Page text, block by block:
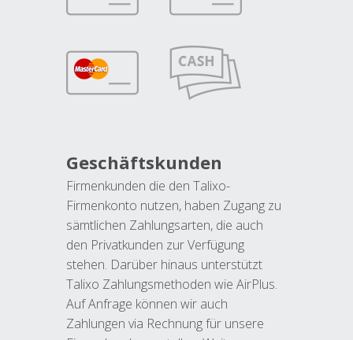
Geschäftskunden
Firmenkunden die den Talixo-
Firmenkonto nutzen, haben Zugang zu
sämtlichen Zahlungsarten, die auch
den Privatkunden zur Verfügung
stehen. Darüber hinaus unterstützt
Talixo Zahlungsmethoden wie AirPlus.
Auf Anfrage können wir auch
Zahlungen via Rechnung für unsere